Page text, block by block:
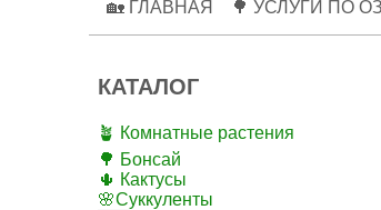
🏡 ГЛАВНАЯ 🌳 УСЛУГИ ПО
КАТАЛОГ
🪴 Комнатные растения
🌳 Бонсай
🌵 Кактусы
🌸Суккуленты